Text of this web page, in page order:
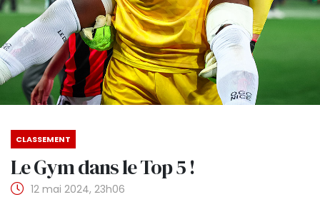
CLASSEMENT
Le Gym dans le Top 5 !
12 mai 2024, 23h06